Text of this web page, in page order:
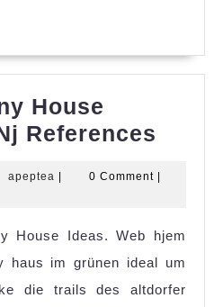
House
References
Nj
apeptea apeptea0 Comment
House Ideas. Web hjem
haus im grünen ideal um
die trails des altdorfer